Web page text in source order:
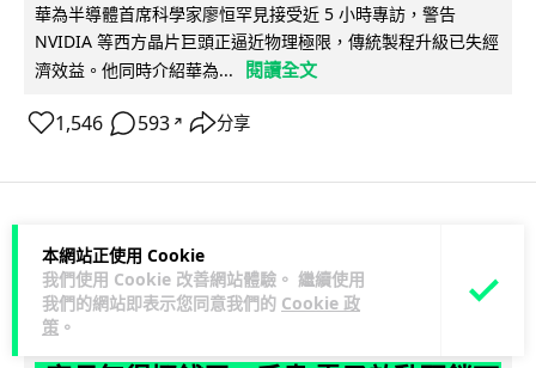
本網站正使用 Cookie
我們使用 Cookie 改善網站體驗。 繼續使用
我們的網站即表示您同意我們的 Cookie 政
策 。
華為半導體首席科學家廖恒罕見接受近 5 小時專訪，警告
NVIDIA 等西方晶片巨頭正逼近物理極限，傳統製程升級已失經
濟效益。他同時介紹華為...
閱讀全文
1,546 593 ↗ 分享
科技娛樂 生活娛樂
Lawton 1 日